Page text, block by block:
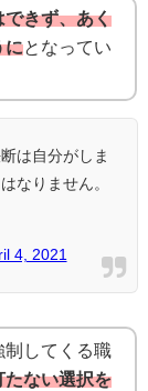
できず、あく
にとなってい
は自分がしま
なりません。
4, 2021
制してくる職
たない選択を